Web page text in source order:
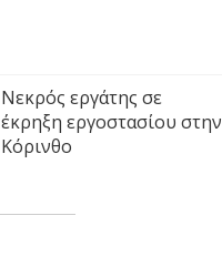
Νεκρός εργάτης σε
έκρηξη εργοστασίου στην
Κόρινθο